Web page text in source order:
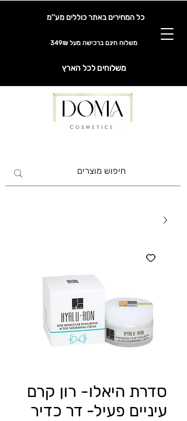
כל המחירים באתר כוללים מע''מ
משלוח חינם ברכישה מעל 349₪
משלוחים לכל הארץ
סדרת היאלו- רון קרם
עיניים פעיל- דר כדיר